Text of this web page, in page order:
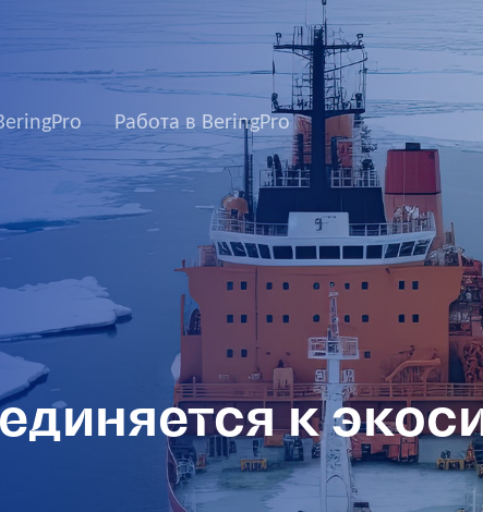
Работа в BeringPro
к